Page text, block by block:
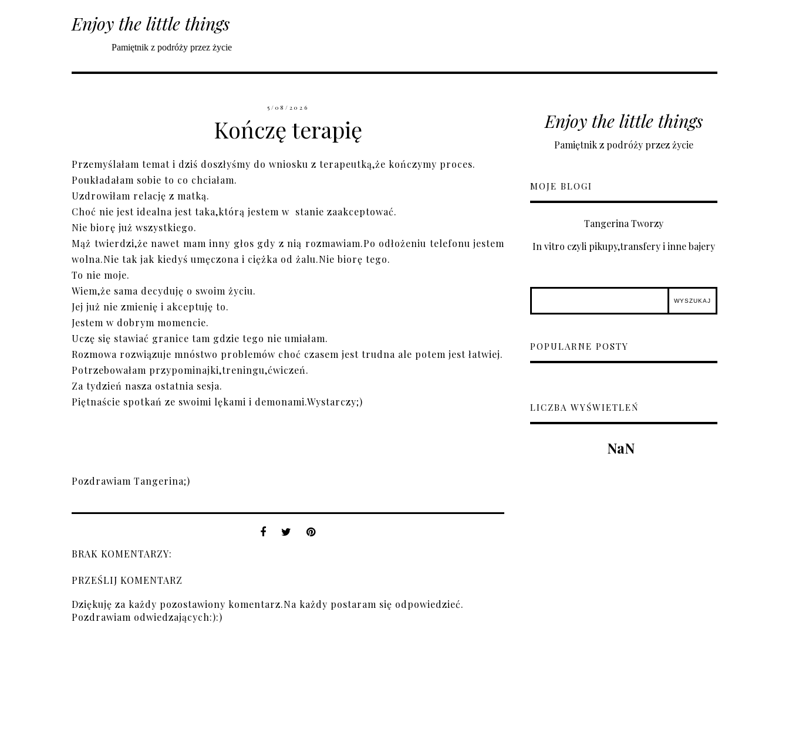
Enjoy the little things
Pamiętnik z podróży przez życie
5/08/2026
Kończę terapię
Przemyślałam temat i dziś doszłyśmy do wniosku z terapeutką,że kończymy proces.
Poukładałam sobie to co chciałam.
Uzdrowiłam relację z matką.
Choć nie jest idealna jest taka,którą jestem w stanie zaakceptować.
Nie biorę już wszystkiego.
Mąż twierdzi,że nawet mam inny głos gdy z nią rozmawiam.Po odłożeniu telefonu jestem
wolna.Nie tak jak kiedyś umęczona i ciężka od żalu.Nie biorę tego.
To nie moje.
Wiem,że sama decyduję o swoim życiu.
Jej już nie zmienię i akceptuję to.
Jestem w dobrym momencie.
Uczę się stawiać granice tam gdzie tego nie umiałam.
Rozmowa rozwiązuje mnóstwo problemów choć czasem jest trudna ale potem jest łatwiej.
Potrzebowałam przypominajki,treningu,ćwiczeń.
Za tydzień nasza ostatnia sesja.
Piętnaście spotkań ze swoimi lękami i demonami.Wystarczy;)
Pozdrawiam Tangerina;)
BRAK KOMENTARZY:
PRZEŚLIJ KOMENTARZ
Dziękuję za każdy pozostawiony komentarz.Na każdy postaram się odpowiedzieć.
Pozdrawiam odwiedzających:):)
Enjoy the little things
Pamiętnik z podróży przez życie
MOJE BLOGI
Tangerina Tworzy
In vitro czyli pikupy,transfery i inne bajery
POPULARNE POSTY
LICZBA WYŚWIETLEŃ
NaN